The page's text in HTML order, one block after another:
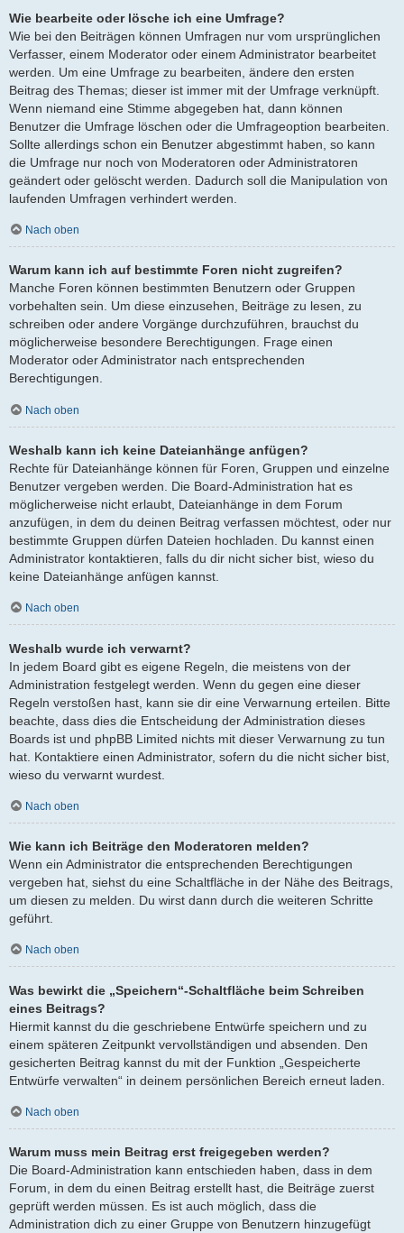
Wie bearbeite oder lösche ich eine Umfrage?
Wie bei den Beiträgen können Umfragen nur vom ursprünglichen
Verfasser, einem Moderator oder einem Administrator bearbeitet
werden. Um eine Umfrage zu bearbeiten, ändere den ersten
Beitrag des Themas; dieser ist immer mit der Umfrage verknüpft.
Wenn niemand eine Stimme abgegeben hat, dann können
Benutzer die Umfrage löschen oder die Umfrageoption bearbeiten.
Sollte allerdings schon ein Benutzer abgestimmt haben, so kann
die Umfrage nur noch von Moderatoren oder Administratoren
geändert oder gelöscht werden. Dadurch soll die Manipulation von
laufenden Umfragen verhindert werden.
Nach oben
Warum kann ich auf bestimmte Foren nicht zugreifen?
Manche Foren können bestimmten Benutzern oder Gruppen
vorbehalten sein. Um diese einzusehen, Beiträge zu lesen, zu
schreiben oder andere Vorgänge durchzuführen, brauchst du
möglicherweise besondere Berechtigungen. Frage einen
Moderator oder Administrator nach entsprechenden
Berechtigungen.
Nach oben
Weshalb kann ich keine Dateianhänge anfügen?
Rechte für Dateianhänge können für Foren, Gruppen und einzelne
Benutzer vergeben werden. Die Board-Administration hat es
möglicherweise nicht erlaubt, Dateianhänge in dem Forum
anzufügen, in dem du deinen Beitrag verfassen möchtest, oder nur
bestimmte Gruppen dürfen Dateien hochladen. Du kannst einen
Administrator kontaktieren, falls du dir nicht sicher bist, wieso du
keine Dateianhänge anfügen kannst.
Nach oben
Weshalb wurde ich verwarnt?
In jedem Board gibt es eigene Regeln, die meistens von der
Administration festgelegt werden. Wenn du gegen eine dieser
Regeln verstoßen hast, kann sie dir eine Verwarnung erteilen. Bitte
beachte, dass dies die Entscheidung der Administration dieses
Boards ist und phpBB Limited nichts mit dieser Verwarnung zu tun
hat. Kontaktiere einen Administrator, sofern du die nicht sicher bist,
wieso du verwarnt wurdest.
Nach oben
Wie kann ich Beiträge den Moderatoren melden?
Wenn ein Administrator die entsprechenden Berechtigungen
vergeben hat, siehst du eine Schaltfläche in der Nähe des Beitrags,
um diesen zu melden. Du wirst dann durch die weiteren Schritte
geführt.
Nach oben
Was bewirkt die „Speichern“-Schaltfläche beim Schreiben
eines Beitrags?
Hiermit kannst du die geschriebene Entwürfe speichern und zu
einem späteren Zeitpunkt vervollständigen und absenden. Den
gesicherten Beitrag kannst du mit der Funktion „Gespeicherte
Entwürfe verwalten“ in deinem persönlichen Bereich erneut laden.
Nach oben
Warum muss mein Beitrag erst freigegeben werden?
Die Board-Administration kann entschieden haben, dass in dem
Forum, in dem du einen Beitrag erstellt hast, die Beiträge zuerst
geprüft werden müssen. Es ist auch möglich, dass die
Administration dich zu einer Gruppe von Benutzern hinzugefügt